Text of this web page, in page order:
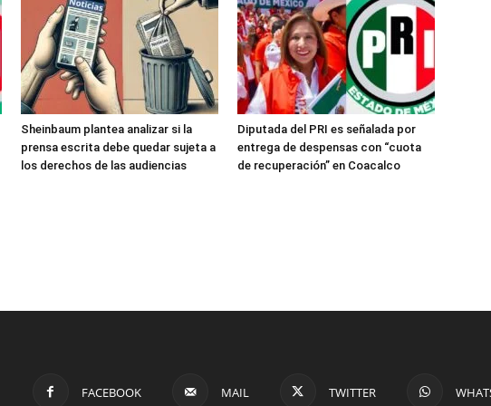
Sheinbaum plantea analizar si la
prensa escrita debe quedar sujeta a
los derechos de las audiencias
Diputada del PRI es señalada por
entrega de despensas con “cuota
de recuperación” en Coacalco
FACEBOOK MAIL TWITTER